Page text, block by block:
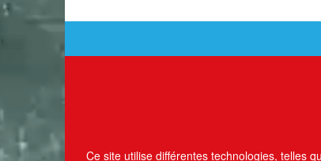
Ce site utilise différentes technologies, telles